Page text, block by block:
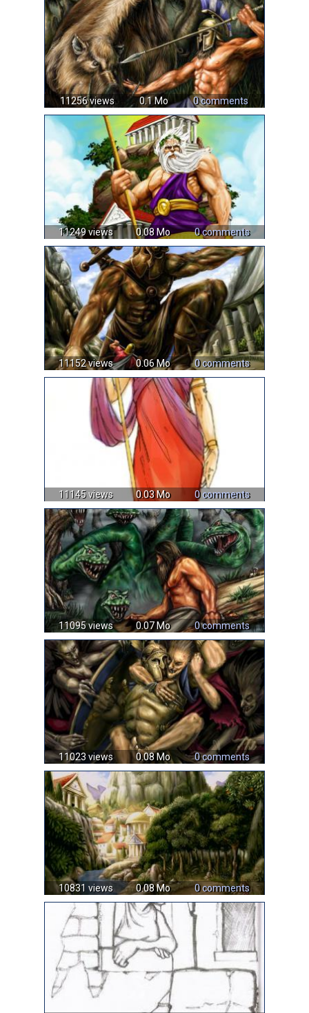
11256 views 0.1 Mo 0 comments
11249 views 0.08 Mo 0 comments
11152 views 0.06 Mo 0 comments
11145 views 0.03 Mo 0 comments
11095 views 0.07 Mo 0 comments
11023 views 0.08 Mo 0 comments
10831 views 0.08 Mo 0 comments